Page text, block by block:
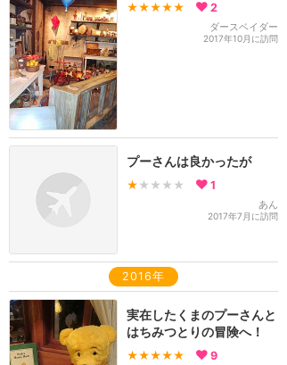
★★★★★ 2
ダースベイダー
2017年10月に訪問
プーさんは良かったが
★ ★★★★ 1
あん
2017年7月に訪問
2016年
実在したくまのプーさんと
はちみつとりの冒険へ！
★★★★★ 9